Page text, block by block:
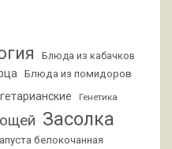
Блюда из кабачков
Блюда из помидоров
Генетика
Засолка
белокочанная